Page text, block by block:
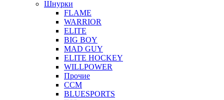
Шнурки
FLAME
WARRIOR
ELITE
BIG BOY
MAD GUY
ELITE HOCKEY
WILLPOWER
Прочие
CCM
BLUESPORTS